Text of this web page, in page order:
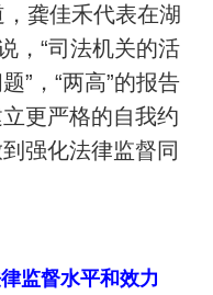
龚佳禾代表在湖
，“司法机关的活
”，“两高”的报告
更严格的自我约
强化法律监督同
监督水平和效力